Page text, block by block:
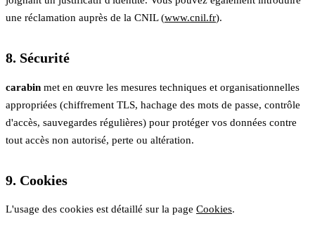
une réclamation auprès de la CNIL (www.cnil.fr).
8. Sécurité
carabin met en œuvre les mesures techniques et organisationnelles
appropriées (chiffrement TLS, hachage des mots de passe, contrôle
d'accès, sauvegardes régulières) pour protéger vos données contre
tout accès non autorisé, perte ou altération.
9. Cookies
L'usage des cookies est détaillé sur la page Cookies.